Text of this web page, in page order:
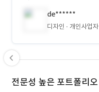
de******
디자인 개인사업자
전문성 높은 포트폴리오